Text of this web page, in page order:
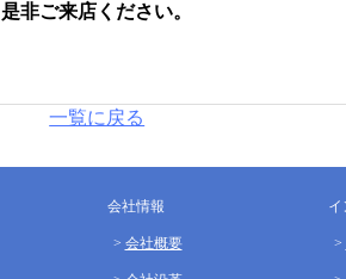
是非ご来店ください。
一覧に戻る
会社情報
会社概要
イ